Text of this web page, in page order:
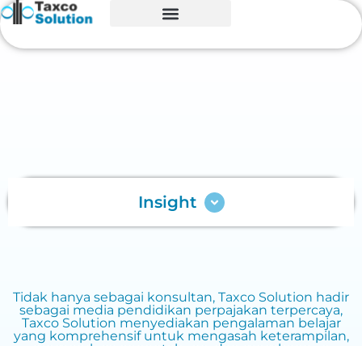
Insight
Tidak hanya sebagai konsultan, Taxco Solution hadir
sebagai media pendidikan perpajakan terpercaya,
Taxco Solution menyediakan pengalaman belajar
yang komprehensif untuk mengasah keterampilan,